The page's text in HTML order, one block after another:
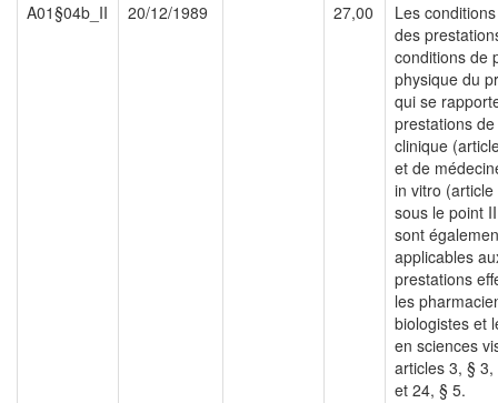
A01§04b_II
20/12/1989 27,00
Les
des
conditions de
physique du
qui se
prestations
clinique
et de
in vitro
sous le point
sont
applicables
prestations
les
biologistes et
en sciences
articles 3, §
et 24, § 5.